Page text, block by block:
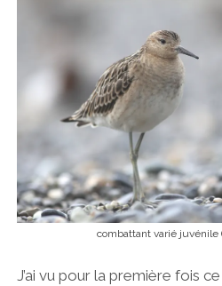
combattant varié juvénile
J’ai vu pour la première fois